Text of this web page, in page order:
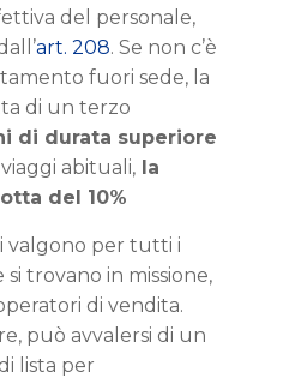
del personale,
art. 208. Se non c’è
fuori sede, la
di un terzo
di durata superiore
abituali, la
del 10%
valgono per tutti i
trovano in missione,
di vendita.
può avvalersi di un
lista per